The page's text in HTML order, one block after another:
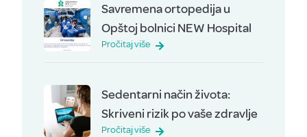
Savremena ortopedija u
Opštoj bolnici NEW Hospital
Pročitaj više
Sedentarni način života:
Skriveni rizik po vaše zdravlje
Pročitaj više